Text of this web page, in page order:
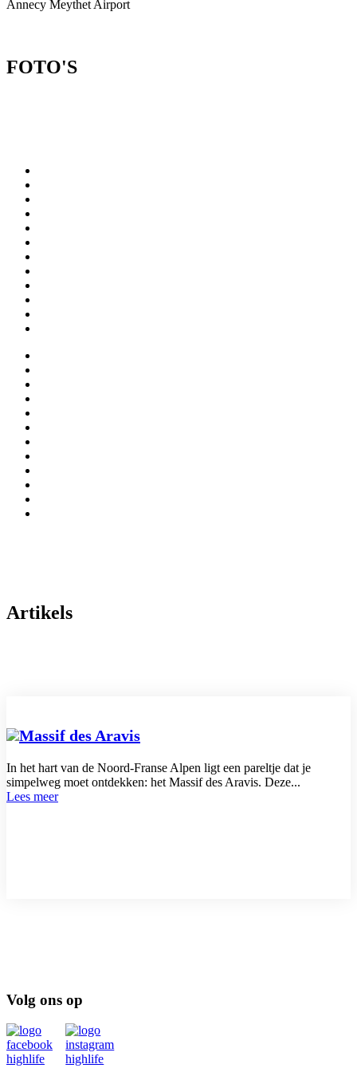
Annecy Meythet Airport
FOTO'S
Artikels
Massif des Aravis
In het hart van de Noord-Franse Alpen ligt een pareltje dat je
simpelweg moet ontdekken: het Massif des Aravis. Deze...
Lees meer
Volg ons op